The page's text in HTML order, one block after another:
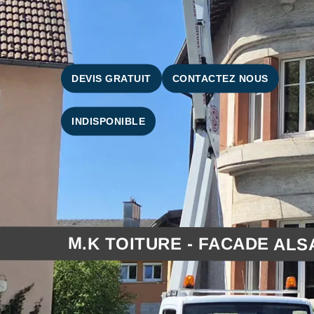
DEVIS GRATUIT CONTACTEZ NOUS
INDISPONIBLE
M.K TOITURE - FACADE